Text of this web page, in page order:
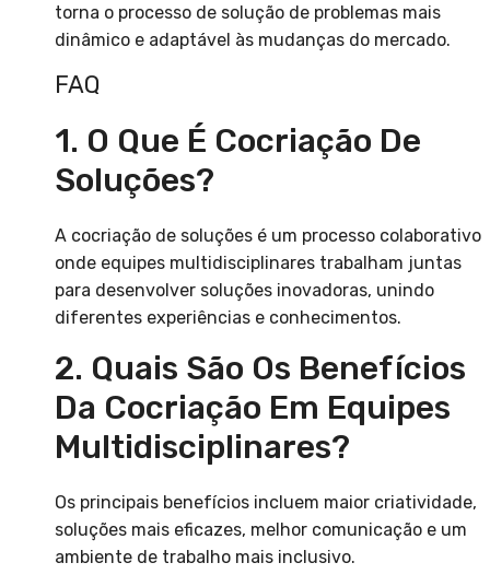
torna o processo de solução de problemas mais
dinâmico e adaptável às mudanças do mercado.
FAQ
1. O Que É Cocriação De
Soluções?
A cocriação de soluções é um processo colaborativo
onde equipes multidisciplinares trabalham juntas
para desenvolver soluções inovadoras, unindo
diferentes experiências e conhecimentos.
2. Quais São Os Benefícios
Da Cocriação Em Equipes
Multidisciplinares?
Os principais benefícios incluem maior criatividade,
soluções mais eficazes, melhor comunicação e um
ambiente de trabalho mais inclusivo.